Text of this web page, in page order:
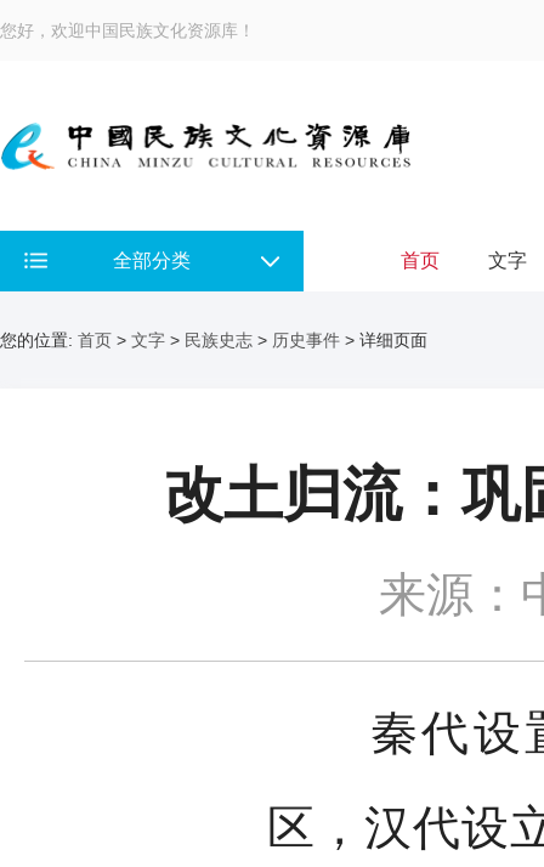
您好，欢迎中国民族文化资源库！
全部分类 首页 文字
您的位置: 首页 > 文字 > 民族史志 > 历史事件 > 详细页面
改土归流：巩
来源：
秦代设置
区，汉代设